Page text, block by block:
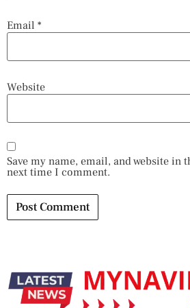
Email *
Website
Save my name, email, and website in
next time I comment.